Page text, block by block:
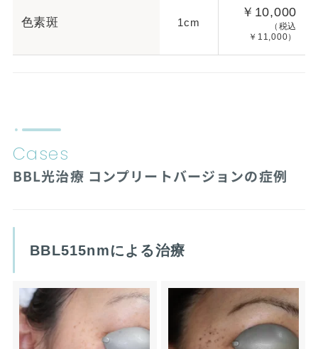
色素斑 1cm
￥10,000
（税込
￥11,000）
Cases
BBL光治療 コンプリートバージョンの症例
BBL515nmによる治療